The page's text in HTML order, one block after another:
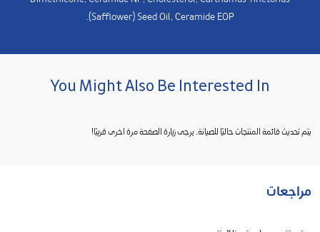
(Safflower) Seed Oil, Ceramide EOP.
You Might Also Be Interested In
يتم تحديث قائمة المنتجات حاليًا للصيانة. يرجى زيارة الصفحة مرة اخرى قريبًا!
مراجعات